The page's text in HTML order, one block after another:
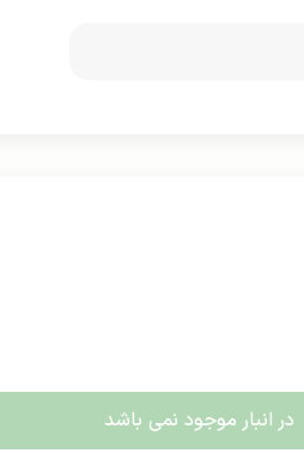
در انبار موجود نمی باشد